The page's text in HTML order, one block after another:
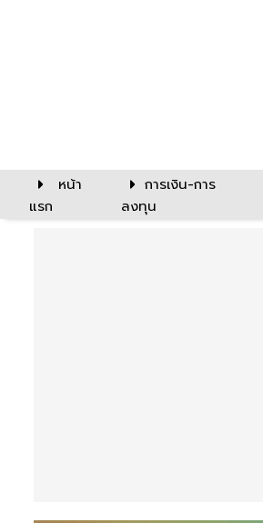
หน้า
แรก
การเงิน-การ
ลงทุน